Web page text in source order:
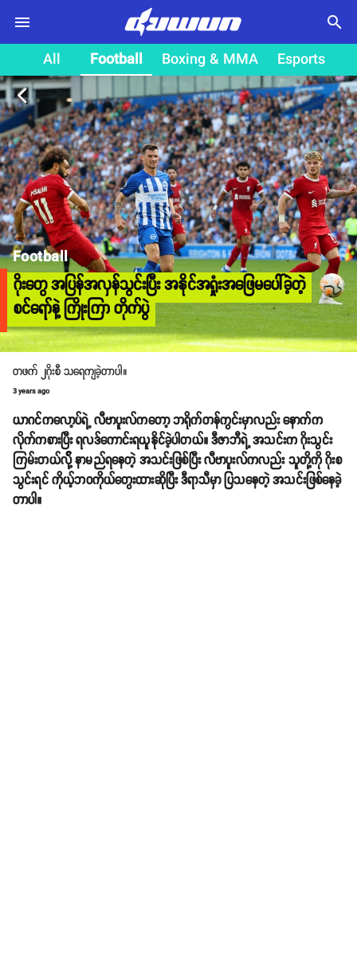
search
All Football Boxing & MMA Esports
arrow_back_ios
Football
ဂိုးတွေ အပြန်အလှန်သွင်းပြီး အနိုင်အရှုံးအဖြေမပေါ်ခဲ့တဲ့
စင်ရော်နဲ့ ကြိုးကြာ တိုက်ပွဲ
တဖက် ၂ဂိုးစီ သရေကျခဲ့တာပါ။
3 years ago
ယာဂင်ကလော့ပ်ရဲ့ လီဗာပူးလ်ကတော့ ဘရိုက်တန်ကွင်းမှာလည်း နောက်က
လိုက်ကစားပြီး ရလဒ်ကောင်းရယူနိုင်ခဲ့ပါတယ်။ ဒီဇာဘီရဲ့ အသင်းက ဂိုးသွင်း
ကြမ်းတယ်လို့် နာမည်ရနေတဲ့ အသင်းဖြစ်ပြီး လီဗာပူးလ်ကလည်း သူတို့ကို ဂိုးစ
သွင်းရင် ကိုယ့်ဘ၀ကိုယ်တွေးထားဆိုပြီး ဒီရာသီမှာ ပြသနေတဲ့ အသင်းဖြစ်နေခဲ့
တာပါ။